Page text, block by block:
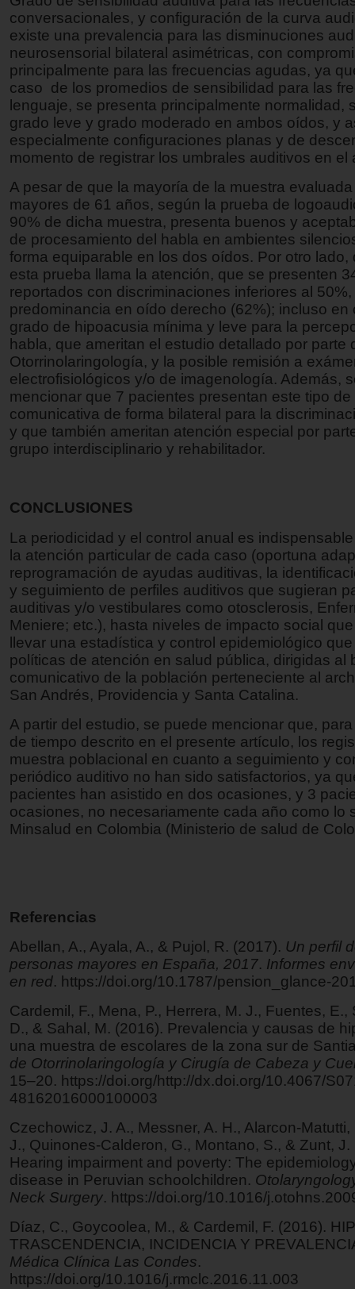
conversacionales, y configuración de la curva
existe una prevalencia para las disminuciones
neurosensorial bilateral asimétricas, con
principalmente para las frecuencias agudas, ya
caso de los promedios de sensibilidad para las
lenguaje, se presenta principalmente normalidad,
grado leve y grado moderado en ambos oídos, y
especialmente configuraciones planas y de
momento de registrar los umbrales auditivos en el
A pesar de que la mayoría de la muestra
mayores de 61 años, según la prueba de
90% de dicha muestra, presenta buenos y
de procesamiento del habla en ambientes
forma equiparable en los dos oídos. Por otro lado,
esta prueba llama la atención, que se presenten
reportados con discriminaciones inferiores al
predominancia en oído derecho (62%); incluso en
grado de hipoacusia mínima y leve para la
habla, que ameritan el estudio detallado por parte
Otorrinolaringología, y la posible remisión a
electrofisiológicos y/o de imagenología. Además,
mencionar que 7 pacientes presentan este tipo de
comunicativa de forma bilateral para la
y que también ameritan atención especial por
grupo interdisciplinario y rehabilitador.
CONCLUSIONES
La periodicidad y el control anual es
la atención particular de cada caso (oportuna
reprogramación de ayudas auditivas, la
y seguimiento de perfiles auditivos que sugieran
auditivas y/o vestibulares como otosclerosis,
Meniere; etc.), hasta niveles de impacto social
llevar una estadística y control epidemiológico
políticas de atención en salud pública, dirigidas al
comunicativo de la población perteneciente al
San Andrés, Providencia y Santa Catalina.
A partir del estudio, se puede mencionar que,
de tiempo descrito en el presente artículo, los
muestra poblacional en cuanto a seguimiento y
periódico auditivo no han sido satisfactorios, ya
pacientes han asistido en dos ocasiones, y 3
ocasiones, no necesariamente cada año como lo
Minsalud en Colombia (Ministerio de salud de
Referencias
Abellan, A., Ayala, A., & Pujol, R. (2017). Un perfil
personas mayores en España, 2017. Informes
en red. https://doi.org/10.1787/pension_glance-
Cardemil, F., Mena, P., Herrera, M. J., Fuentes, E.,
D., & Sahal, M. (2016). Prevalencia y causas de
una muestra de escolares de la zona sur de
de Otorrinolaringología y Cirugía de Cabeza y
15–20. https://doi.org/http://dx.doi.org/10.4067/
48162016000100003
Czechowicz, J. A., Messner, A. H., Alarcon-Matutti,
J., Quinones-Calderon, G., Montano, S., & Zunt, J.
Hearing impairment and poverty: The
disease in Peruvian schoolchildren.
Neck Surgery. https://doi.org/10.1016/
Díaz, C., Goycoolea, M., & Cardemil, F. (2016).
TRASCENDENCIA, INCIDENCIA Y
Médica Clínica Las Condes.
https://doi.org/10.1016/j.rmclc.2016.11.003